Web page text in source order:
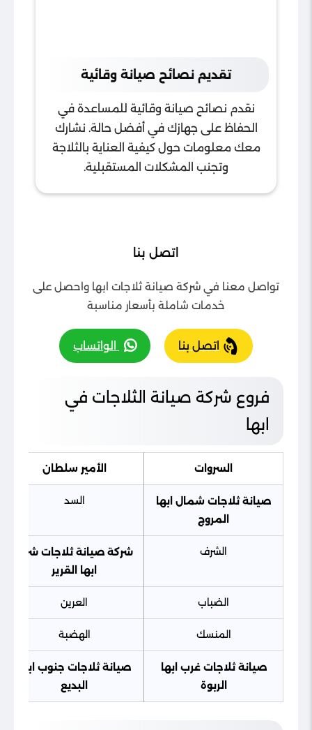
تقديم نصائح صيانة وقائية
نقدم نصائح صيانة وقائية للمساعدة في
الحفاظ على جهازك في أفضل حالة. نشارك
معك معلومات حول كيفية العناية بالثلاجة
وتجنب المشكلات المستقبلية.
اتصل بنا
تواصل معنا في شركة صيانة ثلاجات ابها واحصل على
خدمات شاملة بأسعار مناسبة
اتصل بنا الواتساب
فروع شركة صيانة الثلاجات في
ابها
السروات الأمير سلطان
صيانة ثلاجات شمال ابها
المروج
السد
الشرف
شركة صيانة ثلاجات شرق
ابها
القرير
الضباب العرين
المنسك الهضبة
صيانة ثلاجات غرب ابها
الربوة
صيانة ثلاجات جنوب ابها
البديع